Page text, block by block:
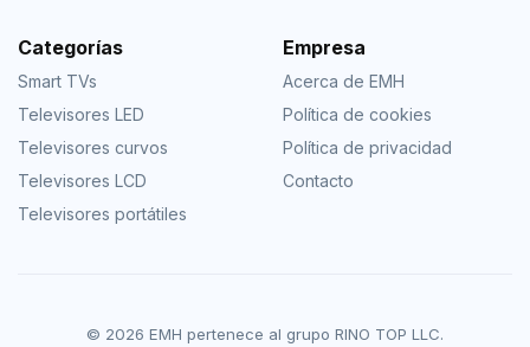
Categorías
Smart TVs
Televisores LED
Televisores curvos
Televisores LCD
Televisores portátiles
Empresa
Acerca de EMH
Política de cookies
Política de privacidad
Contacto
© 2026 EMH pertenece al grupo RINO TOP LLC.